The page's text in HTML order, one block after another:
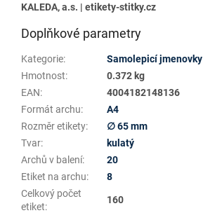
KALEDA, a.s. | etikety-stitky.cz
Doplňkové parametry
Kategorie:
Samolepicí jmenovky
Hmotnost:
0.372 kg
EAN:
4004182148136
Formát archu:
A4
Rozměr etikety:
∅ 65 mm
Tvar:
kulatý
Archů v balení:
20
Etiket na archu:
8
Celkový počet
etiket:
160